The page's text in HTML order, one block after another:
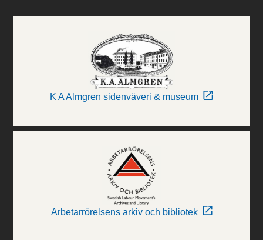
K A Almgren sidenväveri & museum
Arbetarrörelsens arkiv och bibliotek